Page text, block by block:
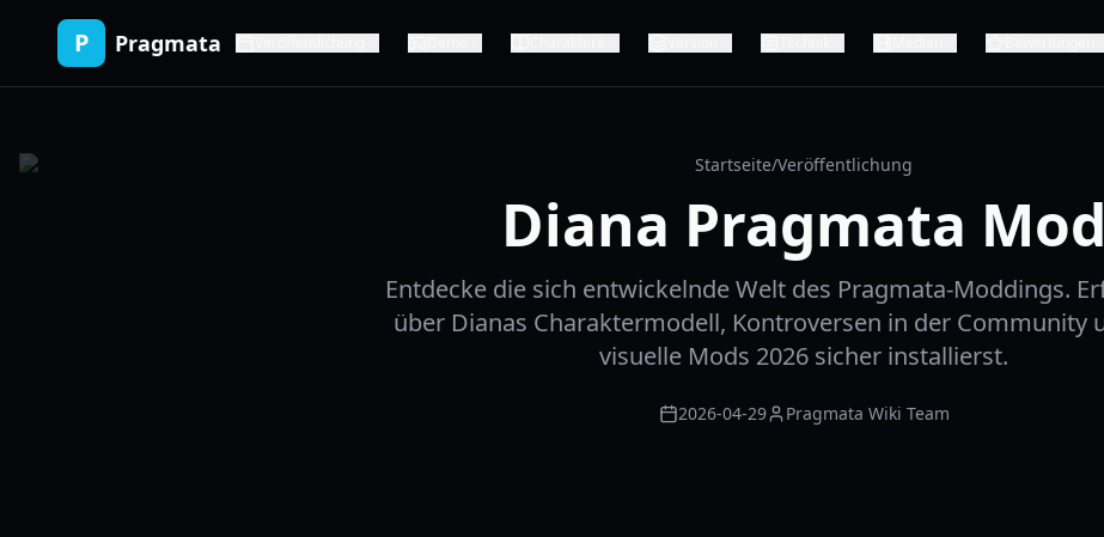
P Pragmata
Startseite/Veröffentlichung
Diana Pragmata Mod
Entdecke die sich entwickelnde Welt des Pragmata-Moddings.
über Dianas Charaktermodell, Kontroversen in der Community
visuelle Mods 2026 sicher installierst.
2026-04-29 Pragmata Wiki Team